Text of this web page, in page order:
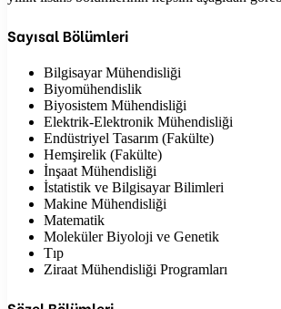
Sayısal Bölümleri
Bilgisayar Mühendisliği
Biyomühendislik
Biyosistem Mühendisliği
Elektrik-Elektronik Mühendisliği
Endüstriyel Tasarım (Fakülte)
Hemşirelik (Fakülte)
İnşaat Mühendisliği
İstatistik ve Bilgisayar Bilimleri
Makine Mühendisliği
Matematik
Moleküler Biyoloji ve Genetik
Tıp
Ziraat Mühendisliği Programları